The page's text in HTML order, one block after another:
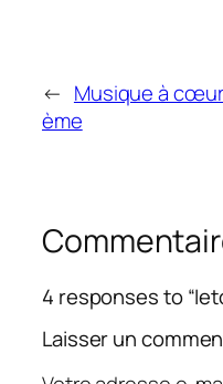
← Musique à
ème
4 responses to
Laisser un